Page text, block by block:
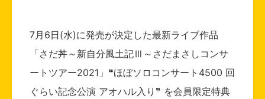
7月6日(水)に発売が決定した最新ライブ作品
「さだ丼～新自分風土記Ⅲ～さだまさしコンサ
ートツアー2021」❝ほぼソロコンサート4500 回
ぐらい記念公演 アオハル入り❞ を会員限定特典